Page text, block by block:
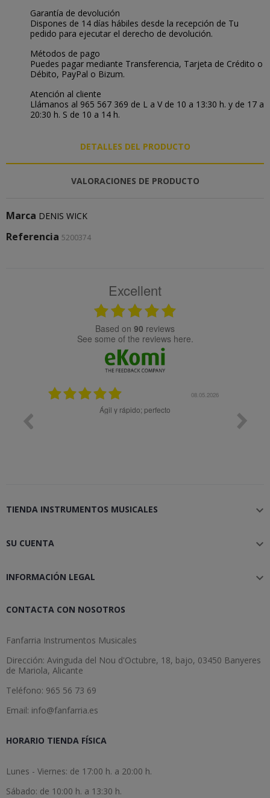
Garantía de devolución
Dispones de 14 días hábiles desde la recepción de Tu
pedido para ejecutar el derecho de devolución.
Métodos de pago
Puedes pagar mediante Transferencia, Tarjeta de Crédito o
Débito, PayPal o Bizum.
Atención al cliente
Llámanos al 965 567 369 de L a V de 10 a 13:30 h. y de 17 a
20:30 h. S de 10 a 14 h.
DETALLES DEL PRODUCTO
VALORACIONES DE PRODUCTO
Marca DENIS WICK
Referencia 5200374
Excellent
based on 90 reviews
see some of the reviews here.
08.04.2026
Muy bien
TIENDA INSTRUMENTOS MUSICALES 
SU CUENTA 
INFORMACIÓN LEGAL 
CONTACTA CON NOSOTROS
Fanfarria Instrumentos Musicales
Dirección: Avinguda del Nou d'Octubre, 18, bajo, 03450 Banyeres
de Mariola, Alicante
Teléfono: 965 56 73 69
Email: info@fanfarria.es
HORARIO TIENDA FÍSICA
Lunes - Viernes: de 17:00 h. a 20:00 h.
Sábado: de 10:00 h. a 13:30 h.